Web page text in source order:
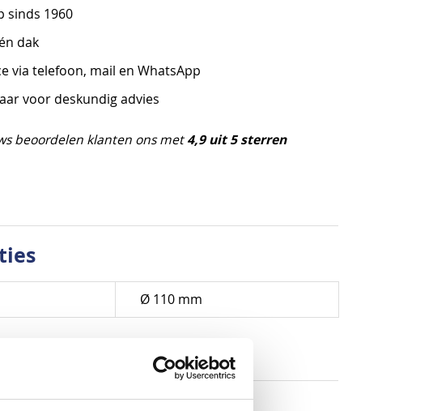
sinds 1960
dak
via telefoon, mail en WhatsApp
voor deskundig advies
beoordelen klanten ons met4,9 uit 5 sterren
Ø 110 mm